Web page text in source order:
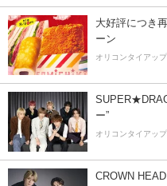
大好評につき
ーン
オリコンタイアッ
ー”
オリコンタイアッ
CROWN